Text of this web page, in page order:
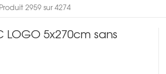
Produit 2959 sur 4274
5x270cm sans